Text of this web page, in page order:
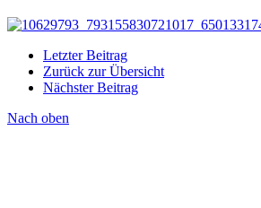
Letzter Beitrag
Zurück zur Übersicht
Nächster Beitrag
Nach oben